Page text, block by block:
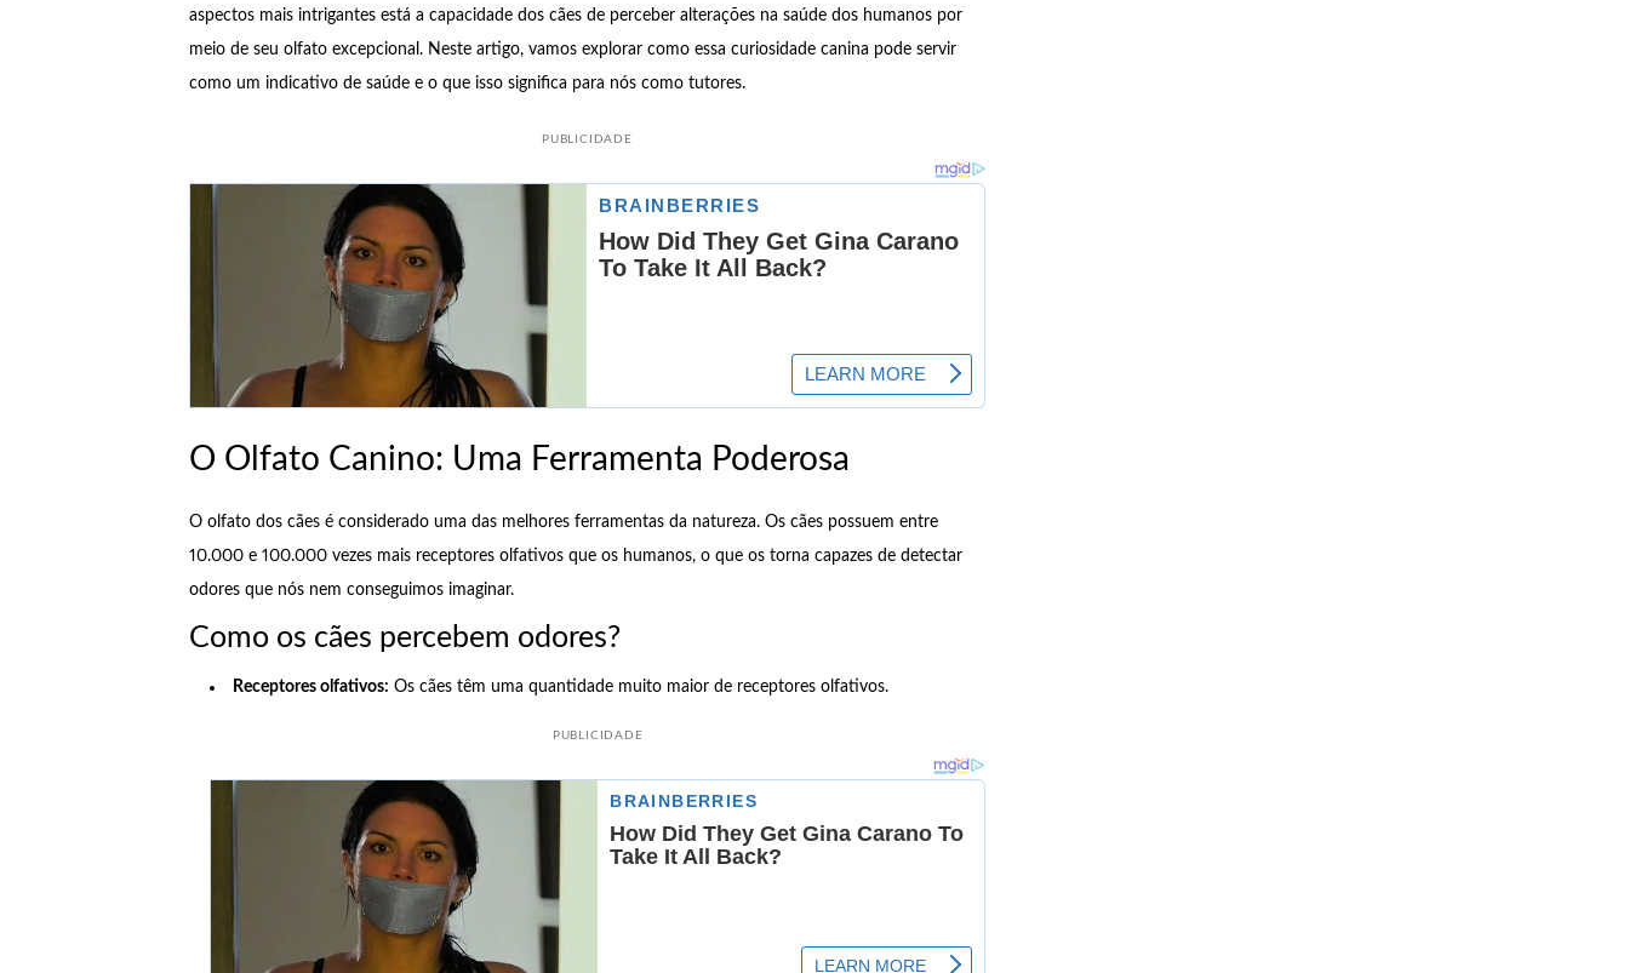
aspectos mais intrigantes está a capacidade dos cães de perceber alterações na saúde dos humanos por
meio de seu olfato excepcional. Neste artigo, vamos explorar como essa curiosidade canina pode servir
como um indicativo de saúde e o que isso significa para nós como tutores.
PUBLICIDADE
O Olfato Canino: Uma Ferramenta Poderosa
O olfato dos cães é considerado uma das melhores ferramentas da natureza. Os cães possuem entre
10.000 e 100.000 vezes mais receptores olfativos que os humanos, o que os torna capazes de detectar
odores que nós nem conseguimos imaginar.
Como os cães percebem odores?
Receptores olfativos: Os cães têm uma quantidade muito maior de receptores olfativos.
PUBLICIDADE